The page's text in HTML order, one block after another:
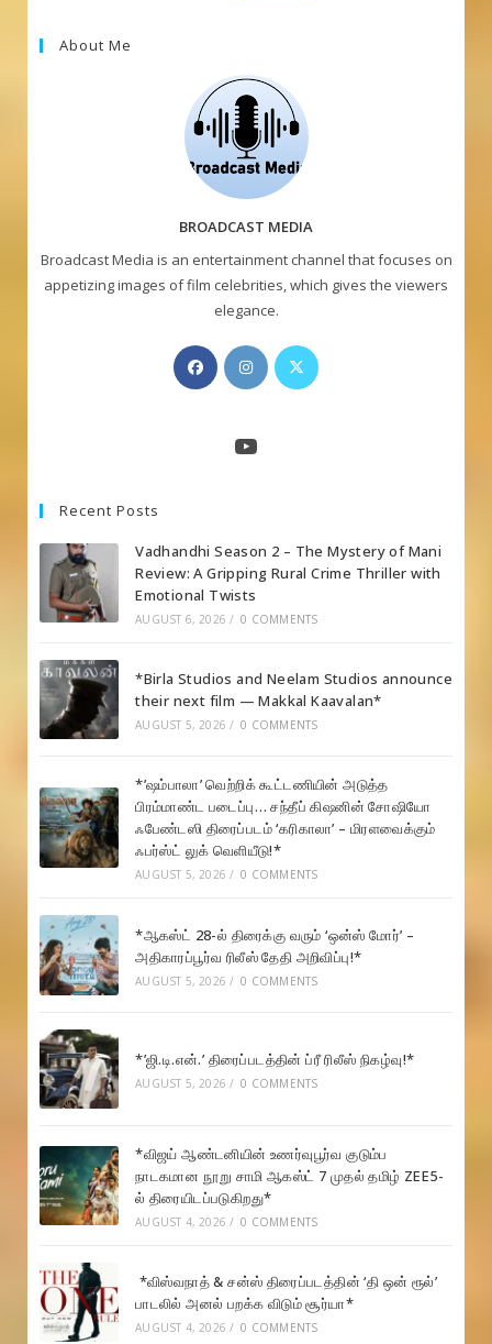
About Me
BROADCAST MEDIA
Broadcast Media is an entertainment channel that focuses on
appetizing images of film celebrities, which gives the viewers
elegance.
Opens
in
new
Opens
in
Opens
YouTube
Recent Posts
Vadhandhi Season 2 – The Mystery of Mani
Review: A Gripping Rural Crime Thriller with
Emotional Twists
AUGUST 6, 2026 / 0 COMMENTS
*Birla Studios and Neelam Studios announce
their next film — Makkal Kaavalan*
AUGUST 5, 2026 / 0 COMMENTS
*’ஷம்பாலா’ வெற்றிக் கூட்டணியின் அடுத்த
பிரம்மாண்ட படைப்பு… சந்தீப் கிஷனின் சோஷியோ
ஃபேண்டஸி திரைப்படம் ‘கரிகாலா’ – மிரளவைக்கும்
ஃபர்ஸ்ட் லுக் வெளியீடு!*
AUGUST 5, 2026 / 0 COMMENTS
*ஆகஸ்ட் 28-ல் திரைக்கு வரும் ‘ஒன்ஸ் மோர்’ –
அதிகாரப்பூர்வ ரிலீஸ் தேதி அறிவிப்பு!*
AUGUST 5, 2026 / 0 COMMENTS
*’ஜி.டி.என்.’ திரைப்படத்தின் ப்ரீ ரிலீஸ் நிகழ்வு!*
AUGUST 5, 2026 / 0 COMMENTS
*விஜய் ஆண்டனியின் உணர்வுபூர்வ குடும்ப
நாடகமான நூறு சாமி ஆகஸ்ட் 7 முதல் தமிழ் ZEE5-
ல் திரையிடப்படுகிறது*
AUGUST 4, 2026 / 0 COMMENTS
*விஸ்வநாத் & சன்ஸ் திரைப்படத்தின் ‘தி ஒன் ரூல்’
பாடலில் அனல் பறக்க விடும் சூர்யா*
AUGUST 4, 2026 / 0 COMMENTS